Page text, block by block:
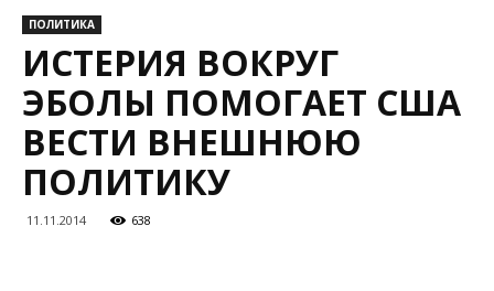
ПОЛИТИКА
ИСТЕРИЯ ВОКРУГ
ЭБОЛЫ ПОМОГАЕТ США
ВЕСТИ ВНЕШНЮЮ
ПОЛИТИКУ
11.11.2014 638